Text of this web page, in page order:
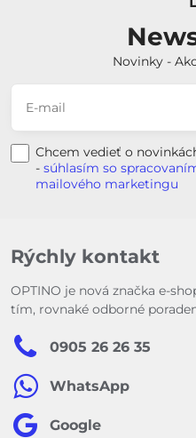
Novinky -
Chcem vedieť o
- súhlasím so
mailového marketingu
Rýchly kontakt
OPTINO je nová značka e-
tím, rovnaké odborné
0905 26 26 35
WhatsApp
Google